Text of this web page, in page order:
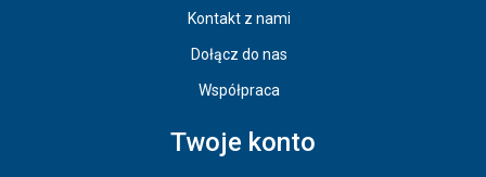
Kontakt z nami
Dołącz do nas
Współpraca
Twoje konto